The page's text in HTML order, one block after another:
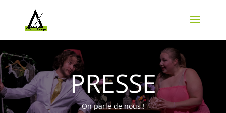
PRESSE
On parle de nous !